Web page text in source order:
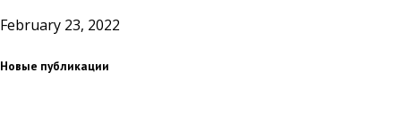
February 23, 2022
Новые публикации